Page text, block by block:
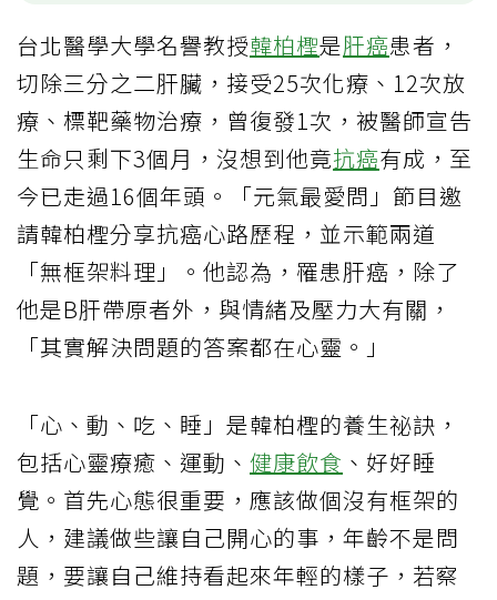
台北醫學大學名譽教授韓柏檉是肝癌患者，
切除三分之二肝臟，接受25次化療、12次放
療、標靶藥物治療，曾復發1次，被醫師宣告
生命只剩下3個月，沒想到他竟抗癌有成，至
今已走過16個年頭。「元氣最愛問」節目邀
請韓柏檉分享抗癌心路歷程，並示範兩道
「無框架料理」。他認為，罹患肝癌，除了
他是B肝帶原者外，與情緒及壓力大有關，
「其實解決問題的答案都在心靈。」
「心、動、吃、睡」是韓柏檉的養生祕訣，
包括心靈療癒、運動、 健康飲食 、好好睡
覺。首先心態很重要，應該做個沒有框架的
人，建議做些讓自己開心的事，年齡不是問
題，要讓自己維持看起來年輕的樣子，若察